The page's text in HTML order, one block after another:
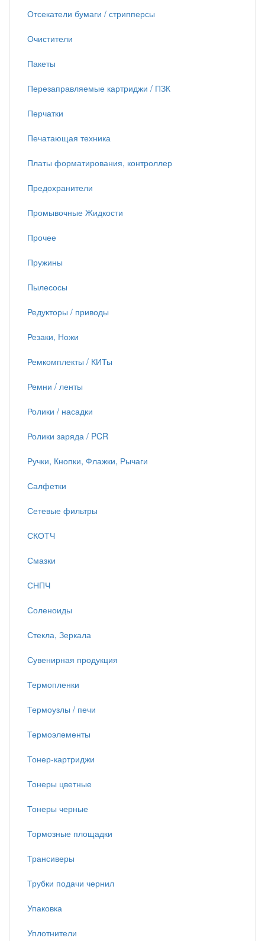
Отсекатели бумаги / стрипперсы
Очистители
Пакеты
Перезаправляемые картриджи / ПЗК
Перчатки
Печатающая техника
Платы форматирования, контроллер
Предохранители
Промывочные Жидкости
Прочее
Пружины
Пылесосы
Редукторы / приводы
Резаки, Ножи
Ремкомплекты / КИТы
Ремни / ленты
Ролики / насадки
Ролики заряда / PCR
Ручки, Кнопки, Флажки, Рычаги
Салфетки
Сетевые фильтры
СКОТЧ
Смазки
СНПЧ
Соленоиды
Стекла, Зеркала
Сувенирная продукция
Термопленки
Термоузлы / печи
Термоэлементы
Тонер-картриджи
Тонеры цветные
Тонеры черные
Тормозные площадки
Трансиверы
Трубки подачи чернил
Упаковка
Уплотнители